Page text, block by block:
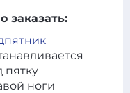
заказать:
пятку
ноги